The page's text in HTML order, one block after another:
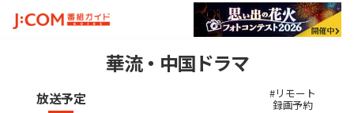
華流・中国ドラマ
放送予定 #リモート
録画予約